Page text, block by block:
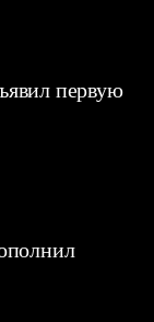
первую